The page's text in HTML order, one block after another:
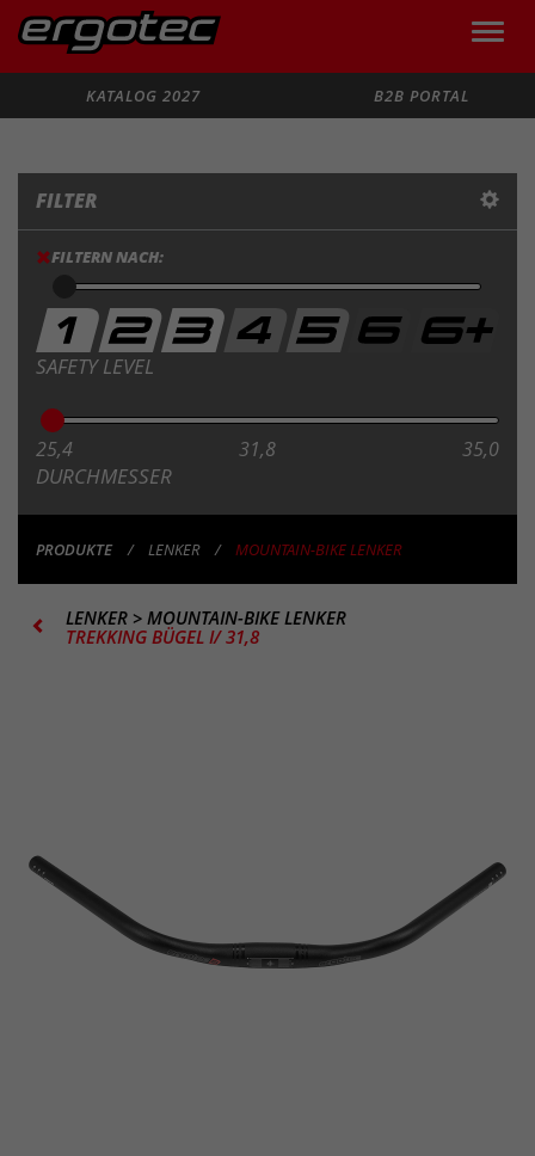
Toggle
KATALOG 2027
B2B PORTAL
FILTER
FILTERN NACH:
SAFETY LEVEL
25,4 31,8 35,0
DURCHMESSER
PRODUKTE LENKER MOUNTAIN-BIKE LENKER
LENKER > MOUNTAIN-BIKE LENKER
TREKKING BÜGEL I/ 31,8